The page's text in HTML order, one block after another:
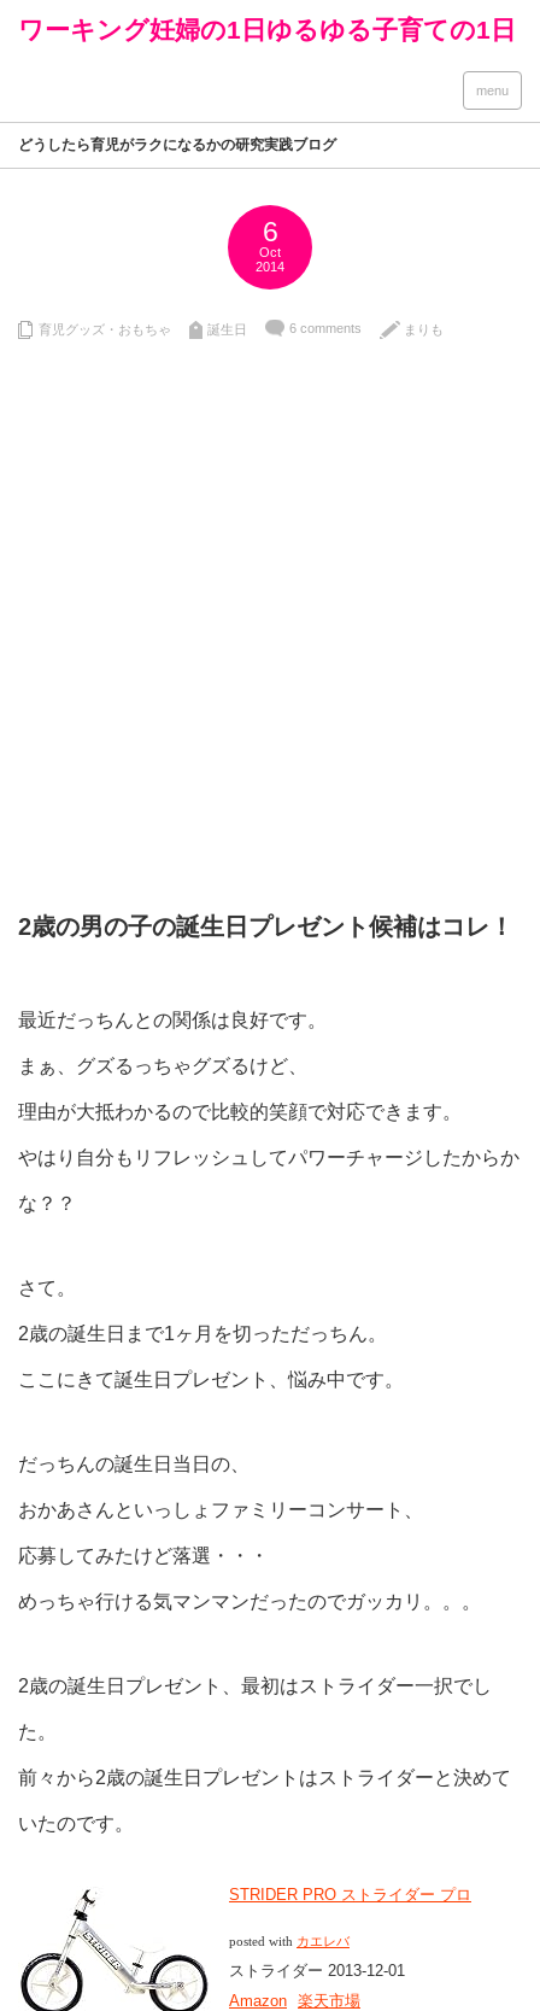
ワーキング妊婦の1日ゆるゆる子育ての1日
menu
どうしたら育児がラクになるかの研究実践ブログ
6
Oct
2014
育児グッズ・おもちゃ 誕生日 6 comments まりも
2歳の男の子の誕生日プレゼント候補はコレ！
最近だっちんとの関係は良好です。
まぁ、グズるっちゃグズるけど、
理由が大抵わかるので比較的笑顔で対応できます。
やはり自分もリフレッシュしてパワーチャージしたからか
な？？
さて。
2歳の誕生日まで1ヶ月を切っただっちん。
ここにきて誕生日プレゼント、悩み中です。
だっちんの誕生日当日の、
おかあさんといっしょファミリーコンサート、
応募してみたけど落選・・・
めっちゃ行ける気マンマンだったのでガッカリ。。。
2歳の誕生日プレゼント、最初はストライダー一択でし
た。
前々から2歳の誕生日プレゼントはストライダーと決めて
いたのです。
STRIDER PRO ストライダー プロ
posted with カエレバ
ストライダー 2013-12-01
Amazon 楽天市場